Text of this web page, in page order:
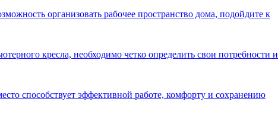
организовать рабочее пространство дома, подойдите к
кресла, необходимо четко определить свои потребности и
способствует эффективной работе, комфорту и сохранению